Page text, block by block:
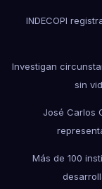
INDECOPI
Investigan
sin
José Carlos
Más de 100